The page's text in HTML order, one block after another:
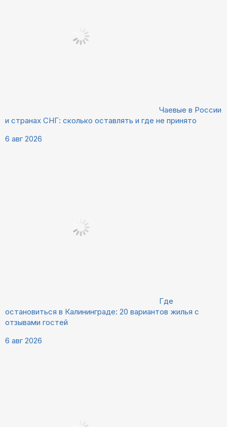
Чаевые в России
и странах СНГ: сколько оставлять и где не принято
6 авг 2026
Где
остановиться в Калининграде: 20 вариантов жилья с
отзывами гостей
6 авг 2026